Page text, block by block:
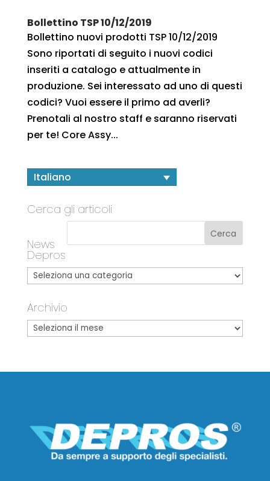
Bollettino TSP 10/12/2019
Bollettino nuovi prodotti TSP 10/12/2019
Sono riportati di seguito i nuovi codici
inseriti a catalogo e attualmente in
produzione. Sei interessato ad uno di questi
codici? Vuoi essere il primo ad averli?
Prenotali al nostro staff e saranno riservati
per te! Core Assy...
Italiano
Cerca gli articoli
News
Depros
Archivio